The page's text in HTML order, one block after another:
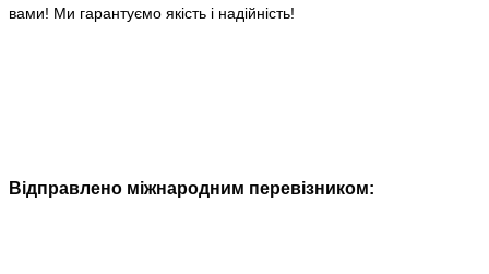
вами! Ми гарантуємо якість і надійність!
Відправлено міжнародним перевізником: